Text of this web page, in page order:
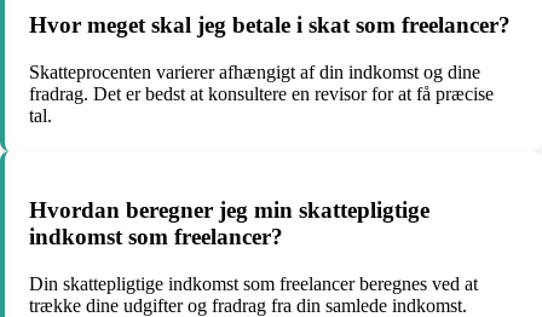
Hvor meget skal jeg betale i skat som freelancer?
Skatteprocenten varierer afhængigt af din indkomst og dine
fradrag. Det er bedst at konsultere en revisor for at få præcise
tal.
Hvordan beregner jeg min skattepligtige
indkomst som freelancer?
Din skattepligtige indkomst som freelancer beregnes ved at
trække dine udgifter og fradrag fra din samlede indkomst.